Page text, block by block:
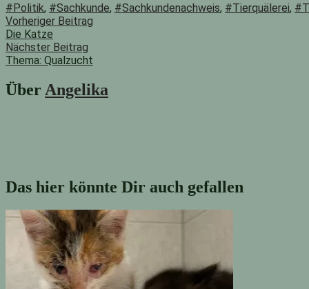
#Politik, #Sachkunde, #Sachkundenachweis, #Tierquälerei,
Beitragsnavigation
Vorheriger Beitrag
Die Katze
Nächster Beitrag
Thema: Qualzucht
Beitrag:
Über Angelika
Das hier könnte Dir auch gefallen